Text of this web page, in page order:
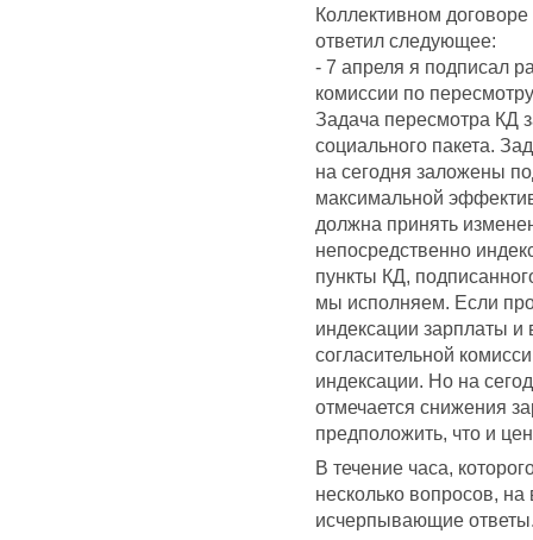
Коллективном
ответил следующее:
- 7 апреля я подписал
комиссии по
Задача пересмотра КД
социального пакета.
на сегодня заложены
максимальной
должна принять
непосредственно
пункты КД,
мы исполняем. Если
индексации зарплаты
согласительной
индексации. Но на
отмечается снижения
предположить, что и
В течение часа,
несколько вопросов,
исчерпывающие